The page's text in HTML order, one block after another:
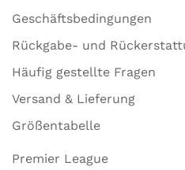
Geschäftsbedingungen
Rückgabe- und
Häufig gestellte Fragen
Versand & Lieferung
Größentabelle
Premier League